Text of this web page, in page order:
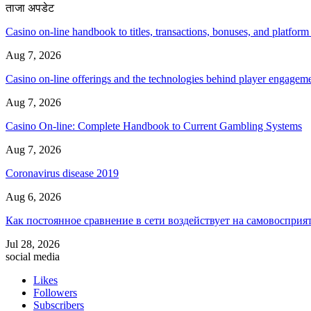
ताजा अपडेट
Casino on-line handbook to titles, transactions, bonuses, and
Aug 7, 2026
Casino on-line offerings and the technologies behind player
Aug 7, 2026
Casino On-line: Complete Handbook to Current Gambling Systems
Aug 7, 2026
Coronavirus disease 2019
Aug 6, 2026
Как постоянное сравнение в сети воздействует на
Jul 28, 2026
social media
Likes
Followers
Subscribers